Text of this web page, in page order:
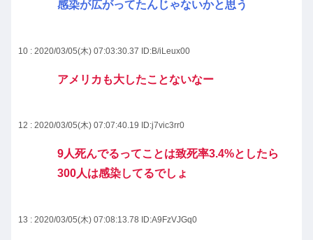
感染が広がってたんじゃないかと思う
10 : 2020/03/05(木) 07:03:30.37 ID:B/iLeux00
アメリカも大したことないなー
12 : 2020/03/05(木) 07:07:40.19 ID:j7vic3rr0
9人死んでるってことは致死率3.4%としたら
300人は感染してるでしょ
13 : 2020/03/05(木) 07:08:13.78 ID:A9FzVJGq0